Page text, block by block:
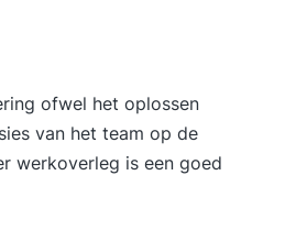
ofwel het oplossen
van het team op de
werkoverleg is een goed